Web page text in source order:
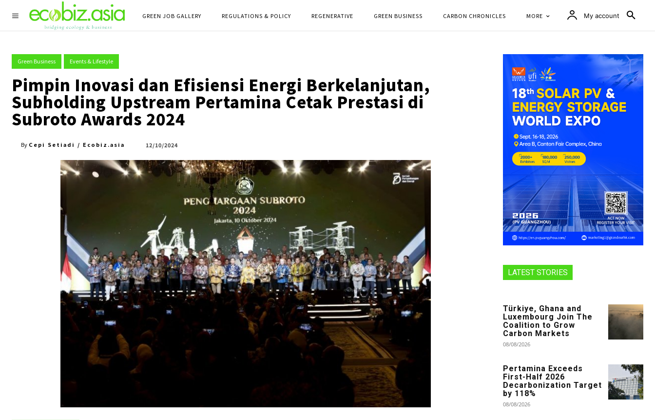
GREEN JOB GALLERY REGULATIONS & POLICY REGENERATIVE GREEN BUSINESS CARBON CHRONICLES MORE My account
Green Business Events & Lifestyle
Pimpin Inovasi dan Efisiensi Energi Berkelanjutan,
Subholding Upstream Pertamina Cetak Prestasi di
Subroto Awards 2024
By Cepi Setiadi / Ecobiz.asia 12/10/2024
LATEST STORIES
Türkiye, Ghana and
Luxembourg Join The
Coalition to Grow
Carbon Markets
08/08/2026
Pertamina Exceeds
First-Half 2026
Decarbonization Target
by 118%
08/08/2026